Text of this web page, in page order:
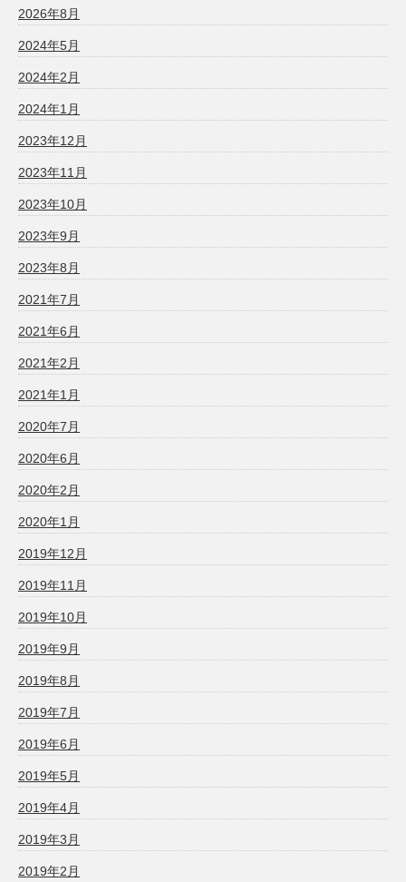
2026年8月
2024年5月
2024年2月
2024年1月
2023年12月
2023年11月
2023年10月
2023年9月
2023年8月
2021年7月
2021年6月
2021年2月
2021年1月
2020年7月
2020年6月
2020年2月
2020年1月
2019年12月
2019年11月
2019年10月
2019年9月
2019年8月
2019年7月
2019年6月
2019年5月
2019年4月
2019年3月
2019年2月